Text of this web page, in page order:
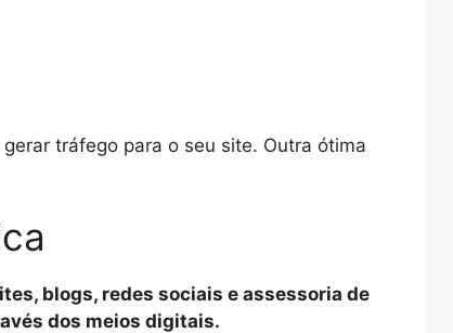
tráfego para o seu site. Outra ótima
blogs, redes sociais e assessoria de
dos meios digitais.